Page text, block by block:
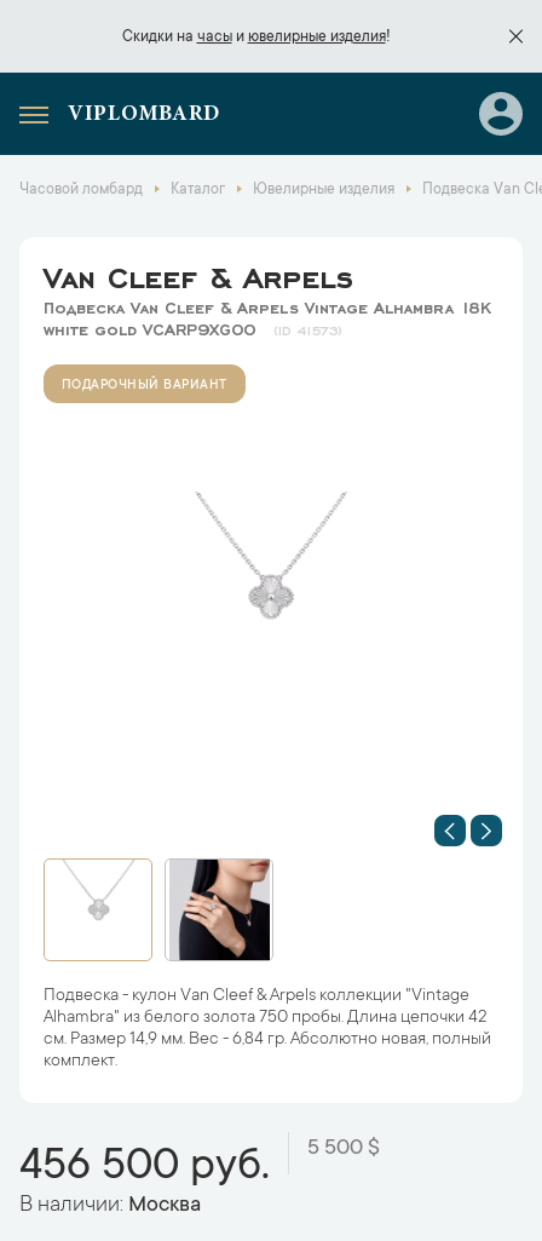
Скидки на часыи ювелирные изделия!
Скидки начасы
VIPLOMBARD
Часовой ломбард Каталог Ювелирные изделия Подвеска Van
Van Cleef & Arpels
Подвеска Van Cleef & Arpels Vintage Alhambra 18K
white gold VCARP9XG00
41573
ПОДАРОЧНЫЙ ВАРИАНТ
Подвеска - кулон Van Cleef & Arpels коллекции "Vintage
Alhambra" из белого золота 750 пробы. Длина цепочки 42
см. Размер 14,9 мм. Вес - 6,84 гр. Абсолютно новая, полный
комплект.
456 500 руб. 5 500 $
В наличии: Москва